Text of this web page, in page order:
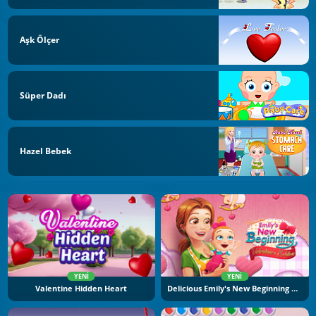
Aşk Ölçer
Süper Dadı
Hazel Bebek
YENI
Valentine Hidden Heart
YENI
Delicious Emily's New Beginning Valentine's Edition